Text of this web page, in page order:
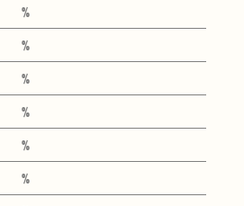
%
%
%
%
%
%